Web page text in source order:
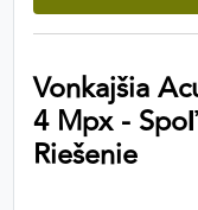
Vonkajšia
4 Mpx -
Riešenie
výkon a
Google
Poskytovateľ: